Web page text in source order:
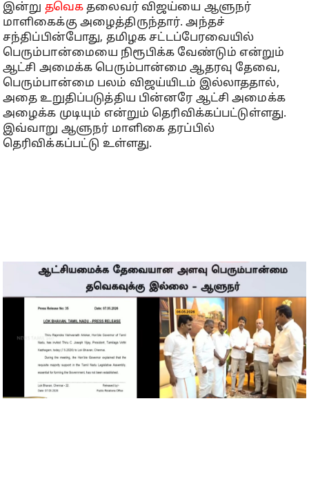
இன்று தவெக தலைவர் விஜய்யை ஆளுநர்
மாளிகைக்கு அழைத்திருந்தார். அந்தச்
சந்திப்பின்போது, தமிழக சட்டப்பேரவையில்
பெரும்பான்மையை நிரூபிக்க வேண்டும் என்றும்
ஆட்சி அமைக்க பெரும்பான்மை ஆதரவு தேவை,
பெரும்பான்மை பலம் விஜய்யிடம் இல்லாததால்,
அதை உறுதிப்படுத்திய பின்னரே ஆட்சி அமைக்க
அழைக்க முடியும் என்றும் தெரிவிக்கப்பட்டுள்ளது.
இவ்வாறு ஆளுநர் மாளிகை தரப்பில்
தெரிவிக்கப்பட்டு உள்ளது.